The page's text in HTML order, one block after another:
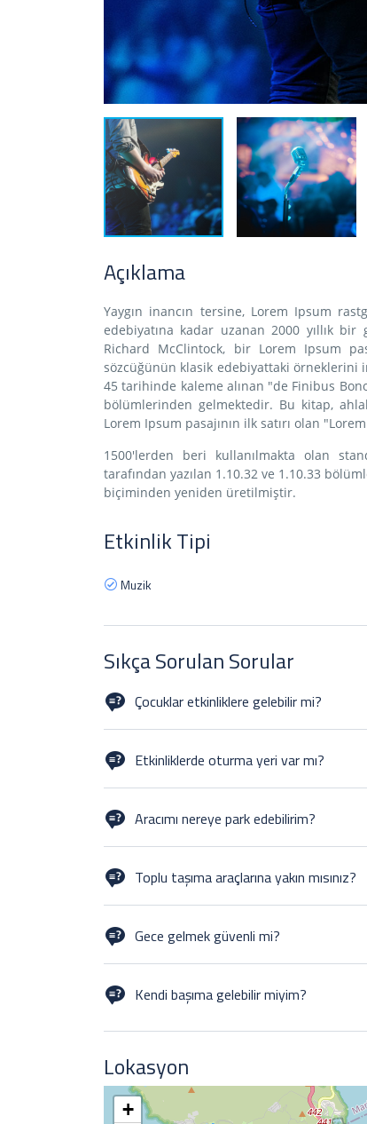
Açıklama
Yaygın inancın tersine, Lorem Ipsum
edebiyatına kadar uzanan 2000 yıllık
Richard McClintock, bir Lorem Ipsum
sözcüğünün klasik edebiyattaki örneklerini
45 tarihinde kaleme alınan "de Finibus
bölümlerinden gelmektedir. Bu kitap,
Lorem Ipsum pasajının ilk satırı olan
1500'lerden beri kullanılmakta olan
tarafından yazılan 1.10.32 ve 1.10.33
biçiminden yeniden üretilmiştir.
Etkinlik Tipi
Muzik
Sıkça Sorulan Sorular
Çocuklar etkinliklere gelebilir mi?
Children must be supervised at all times.
Etkinliklerde oturma yeri var mı?
be on hand to assist you in finding a seat if you
Aracımı nereye park edebilirim?
website. We have no onsite parking.
Toplu taşıma araçlarına yakın mısınız?
Gece gelmek güvenli mi?
the roads rather than walk through the parks.
Kendi başıma gelebilir miyim?
YES! Many of our customers come alone to
Lokasyon
+